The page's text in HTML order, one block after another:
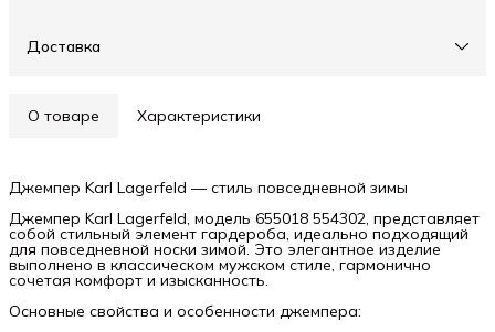
Доставка
О товаре Характеристики
Джемпер Karl Lagerfeld — стиль повседневной зимы
Джемпер Karl Lagerfeld, модель 655018 554302, представляет
собой стильный элемент гардероба, идеально подходящий
для повседневной носки зимой. Это элегантное изделие
выполнено в классическом мужском стиле, гармонично
сочетая комфорт и изысканность.
Основные свойства и особенности джемпера: